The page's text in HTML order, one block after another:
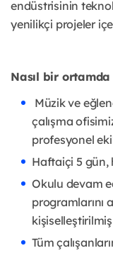
endüstrisinin
yenilikçi projeler
Nasıl bir ortamda
Müzik ve
çalışma
profesyonel
Haftaiçi 5 gün,
Okulu devam
programlarını
Tüm